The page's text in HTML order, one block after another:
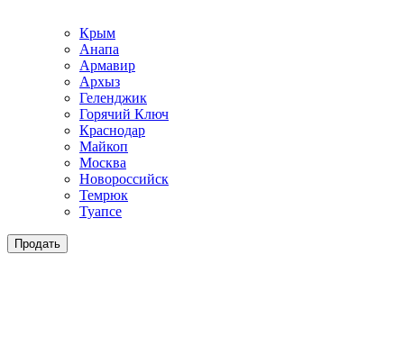
Крым
Анапа
Армавир
Архыз
Геленджик
Горячий Ключ
Краснодар
Майкоп
Москва
Новороссийск
Темрюк
Туапсе
Продать